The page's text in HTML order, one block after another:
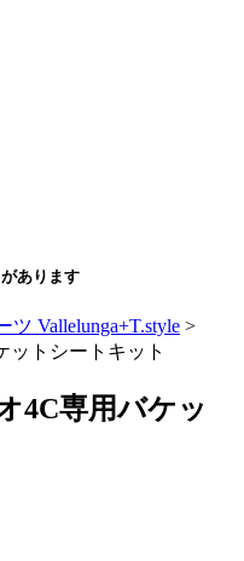
あります
ツ Vallelunga+T.style >
ットシートキット
4C専用バケッ